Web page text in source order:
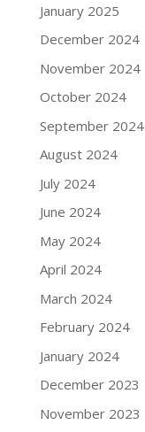
January 2025
December 2024
November 2024
October 2024
September 2024
August 2024
July 2024
June 2024
May 2024
April 2024
March 2024
February 2024
January 2024
December 2023
November 2023